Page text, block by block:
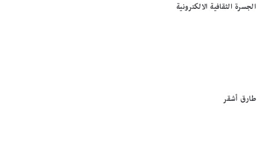
الجسرة الثقافية الالكترونية
طارق أشقر